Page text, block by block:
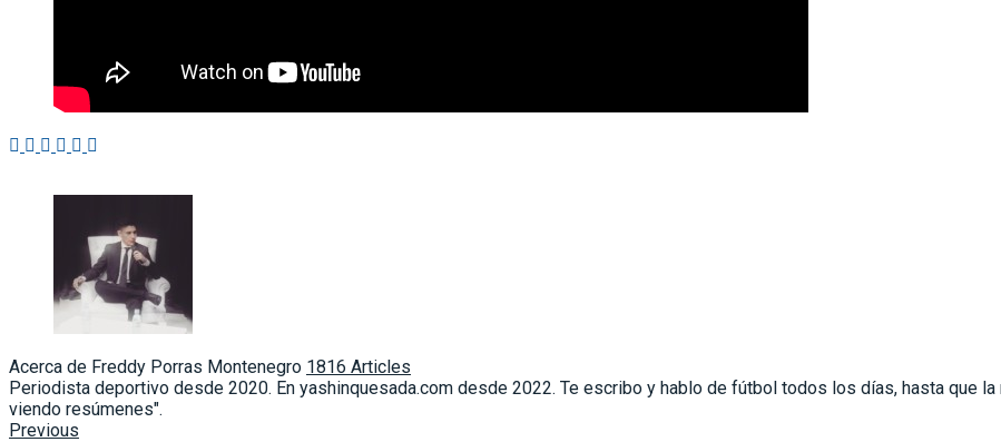
Acerca de Freddy Porras Montenegro 1816 Articles
Periodista deportivo desde 2020. En yashinquesada.com desde 2022. Te escribo y hablo de fútbol todos los días, hasta que
viendo resúmenes".
Previous